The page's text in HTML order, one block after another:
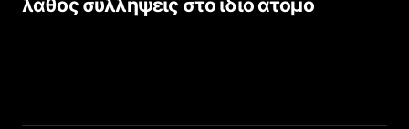
λάθος συλλήψεις στο ίδιο άτομο